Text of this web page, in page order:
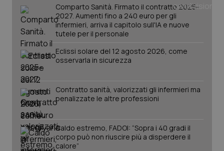
Comparto Sanità. Firmato il contratto 2025-
2027. Aumenti fino a 240 euro per gli
infermieri, arriva il capitolo sull'IA e nuove
tutele per il personale
Eclissi solare del 12 agosto 2026, come
osservarla in sicurezza
Contratto sanità, valorizzati gli infermieri ma
penalizzate le altre professioni
Caldo estremo, FADOI: “Sopra i 40 gradi il
corpo può non riuscire più a disperdere il
calore”
.quotidianosanita.it